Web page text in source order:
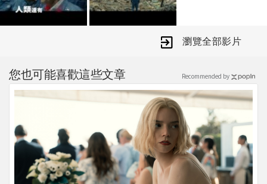
小出惠介、余貴美子等超過300位日本
演員總動員 極致豪華卡司空前絕後共襄
巨大的怪獸哥吉拉現身日本，造成了大
規模的傷害與毀滅，陷入極大恐慌的日
本全國人民要如何與這隻龐然大物對
抗？這將是一場人類對抗哥吉拉、對抗
黑暗未來的戰爭。
瀏覽全部影片
您也可能喜歡這些文章 Recommended by